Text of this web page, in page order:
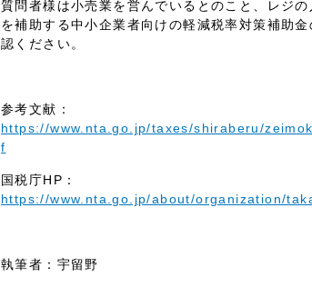
質問者様は小売業を営んでいるとのこと、レジ
を補助する中小企業者向けの軽減税率対策補助
認ください。
参考文献：
https://www.nta.go.jp/taxes/shiraberu/
f
国税庁HP：
https://www.nta.go.jp/about/organization/
執筆者：宇留野